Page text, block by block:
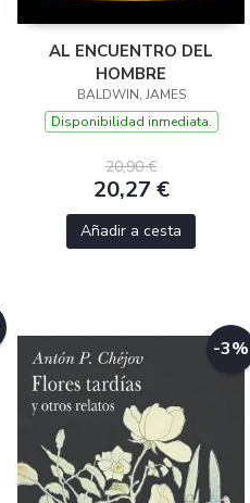
AL ENCUENTRO DEL
HOMBRE
BALDWIN, JAMES
Disponibilidad inmediata.
20,90 €
20,27 €
Añadir a cesta
-3%